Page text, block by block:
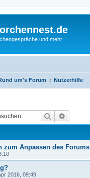
und mehr
um's Forum Nutzerhilfe
Suche
zum Anpassen des Forums
2016, 09:49